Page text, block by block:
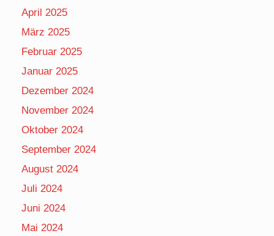
April 2025
März 2025
Februar 2025
Januar 2025
Dezember 2024
November 2024
Oktober 2024
September 2024
August 2024
Juli 2024
Juni 2024
Mai 2024